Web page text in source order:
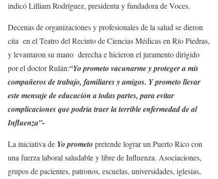
indicó Lilliam Rodríguez, presidenta y fundadora de Voces.
Decenas de organizaciones y profesionales de la salud se dieron
cita en el Teatro del Recinto de Ciencias Médicas en Río Piedras,
y levantaron su mano derecha e hicieron el juramento dirigido
por el doctor Rulán:“Yo prometo vacunarme y proteger a mis
compañeros de trabajo, familiares y amigos. Y prometo llevar
este mensaje de educación a todas partes, para evitar
complicaciones que podría traer la terrible enfermedad de al
Influenza”-
La iniciativa de Yo prometo pretende lograr un Puerto Rico con
una fuerza laboral saludable y libre de Influenza. Asociaciones,
grupos de pacientes, patronos, escuelas, universidades, iglesias,